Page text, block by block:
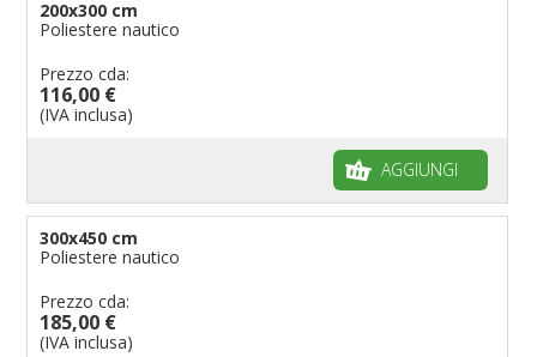
200x300 cm
Poliestere nautico
Prezzo cda:
116,00 €
(IVA inclusa)
AGGIUNGI
300x450 cm
Poliestere nautico
Prezzo cda:
185,00 €
(IVA inclusa)